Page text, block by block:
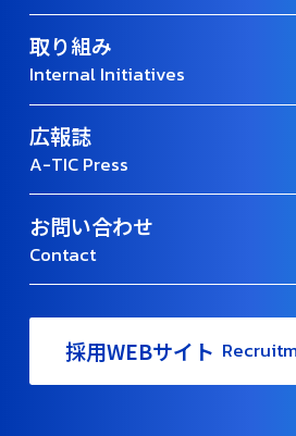
取り組み
Internal Initiatives
広報誌
A-TIC Press
お問い合わせ
Contact
採用WEBサイト